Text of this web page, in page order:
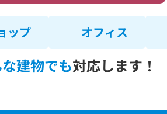
ップ オフィス
建物でも対応します！